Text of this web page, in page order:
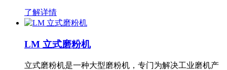
了解详情
LM 立式磨粉机
立式磨粉机是一种大型磨粉机，专门为解决工业磨机产